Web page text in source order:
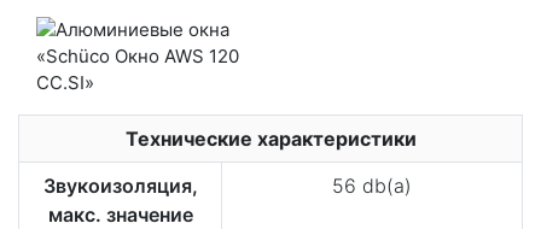
Технические характеристики
Звукоизоляция,
макс. значение
56 db(a)